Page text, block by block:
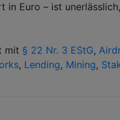
in Euro – ist
mit § 22 Nr. 3 EStG,
, Lending, Mining,